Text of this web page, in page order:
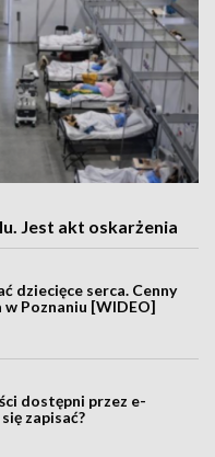
Jest akt oskarżenia
dziecięce serca. Cenny
Poznaniu [WIDEO]
dostępni przez e-
zapisać?